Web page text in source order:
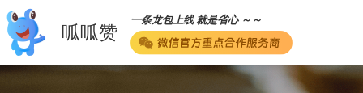
呱呱赞
一条龙包上线 就是省心 ～～